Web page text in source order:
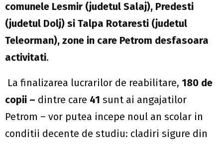
comunele Lesmir (judetul Salaj), Predesti
(judetul Dolj) si Talpa Rotaresti (judetul
Teleorman), zone in care Petrom desfasoara
activitati.
La finalizarea lucrarilor de reabilitare, 180 de
copii – dintre care 41 sunt ai angajatilor
Petrom – vor putea incepe noul an scolar in
conditii decente de studiu: cladiri sigure din